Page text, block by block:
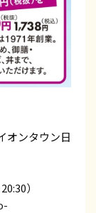
オンタウン日
）